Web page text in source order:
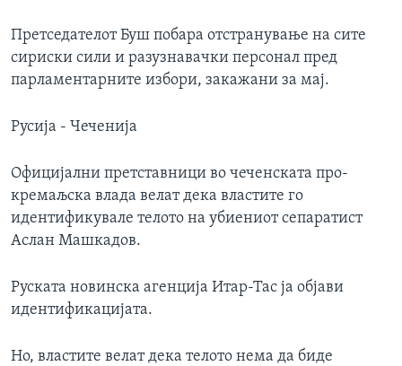
Претседателот Буш побара отстранување на сите
сириски сили и разузнавачки персонал пред
парламентарните избори, закажани за мај.
Русија - Чеченија
Официјални претставници во чеченската про-
кремаљска влада велат дека властите го
идентификувале телото на убиениот сепаратист
Аслан Машкадов.
Руската новинска агенција Итар-Тас ја објави
идентификацијата.
Но, властите велат дека телото нема да биде